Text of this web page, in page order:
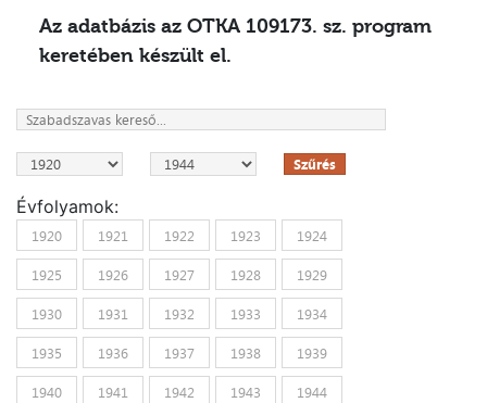
Az adatbázis az OTKA 109173. sz. program
keretében készült el.
Szűrés
Évfolyamok:
1920 1921 1922 1923
1924
1925
1926 1927 1928
1929
1930
1931 1932 1933
1934
1935
1936 1937 1938
1939
1940
1941 1942 1943 1944